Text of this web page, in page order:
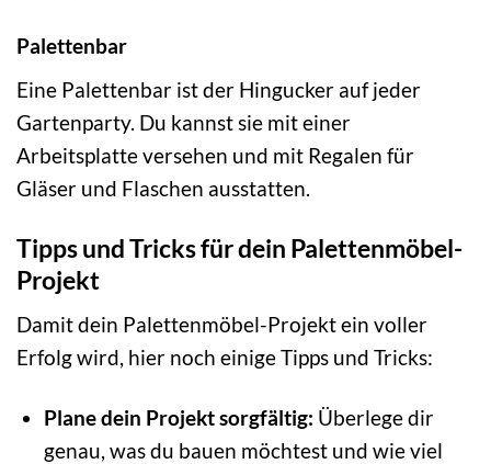
Palettenbar
Eine Palettenbar ist der Hingucker auf jeder
Gartenparty. Du kannst sie mit einer
Arbeitsplatte versehen und mit Regalen für
Gläser und Flaschen ausstatten.
Tipps und Tricks für dein Palettenmöbel-
Projekt
Damit dein Palettenmöbel-Projekt ein voller
Erfolg wird, hier noch einige Tipps und Tricks:
Plane dein Projekt sorgfältig: Überlege dir
genau, was du bauen möchtest und wie viel